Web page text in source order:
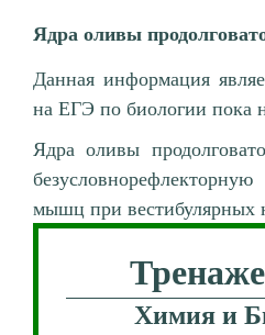
Ядра оливы
Данная информация
на ЕГЭ по биологии пока
Ядра оливы
мышц при вестибулярных
Химия и